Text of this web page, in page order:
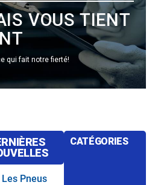
VOUS TIENT
qui fait notre fierté!
Les Pneus
CATÉGORIES